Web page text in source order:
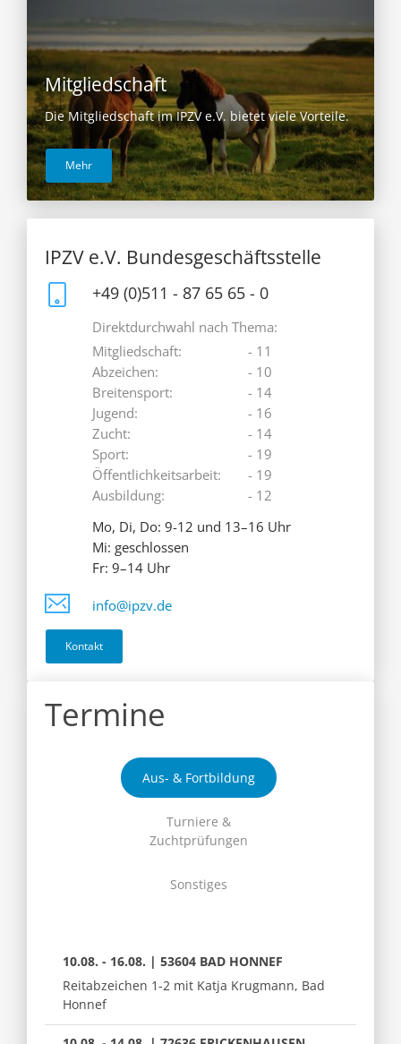
Mitgliedschaft
Die Mitgliedschaft im IPZV e.V. bietet viele Vorteile.
Mehr
IPZV e.V. Bundesgeschäftsstelle
+49 (0)511 - 87 65 65 - 0
Direktdurchwahl nach Thema:
Mitgliedschaft:
Abzeichen:
Breitensport:
Jugend:
Zucht:
Sport:
Öffentlichkeitsarbeit:
Ausbildung:
- 11
- 10
- 14
- 16
- 14
- 19
- 19
- 12
Mo, Di, Do: 9-12 und 13–16 Uhr
Mi: geschlossen
Fr: 9–14 Uhr
info@ipzv.de
Kontakt
Termine
Aus- & Fortbildung
Turniere &
Zuchtprüfungen
Sonstiges
10.08. - 16.08. | 53604 BAD HONNEF
Reitabzeichen 1-2 mit Katja Krugmann, Bad
Honnef